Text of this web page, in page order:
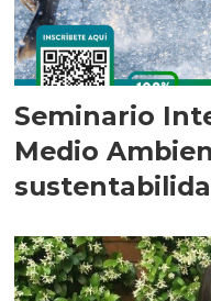
Seminario
Medio